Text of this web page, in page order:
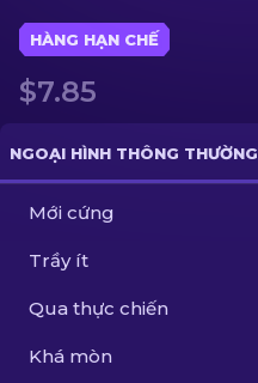
Dao
Găng tay
Hòm
Khác
HÀNG HẠN CHẾ
$7.85
NGOẠI HÌNH THÔNG THƯỜNG
Mới cứng
Trầy ít
Qua thực chiến
Khá mòn